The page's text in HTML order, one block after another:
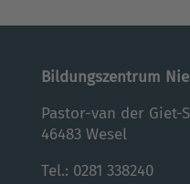
Bildungszentrum
Pastor-van der Giet-
46483 Wesel
Tel.: 0281 338240